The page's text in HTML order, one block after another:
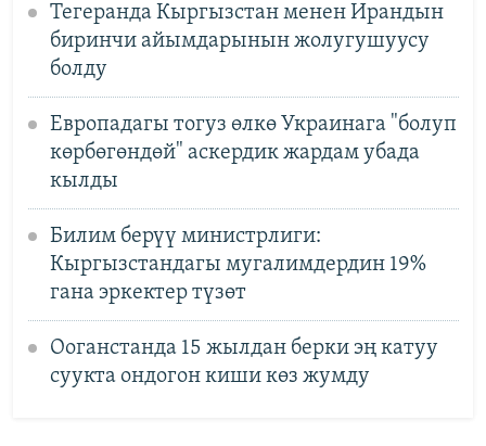
Тегеранда Кыргызстан менен Ирандын
биринчи айымдарынын жолугушуусу
болду
Европадагы тогуз өлкө Украинага "болуп
көрбөгөндөй" аскердик жардам убада
кылды
Билим берүү министрлиги:
Кыргызстандагы мугалимдердин 19%
гана эркектер түзөт
Ооганстанда 15 жылдан берки эң катуу
суукта ондогон киши көз жумду